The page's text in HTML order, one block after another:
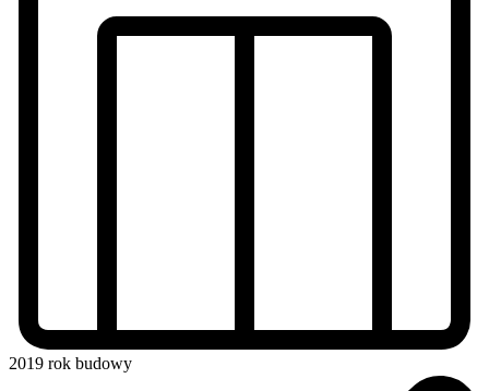
2019 rok budowy